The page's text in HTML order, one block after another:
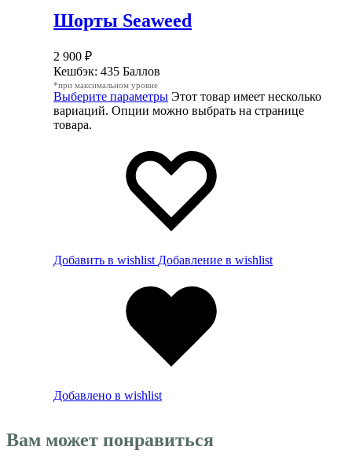
Шорты Seaweed
2 900 ₽
Кешбэк: 435 Баллов
*при максимальном уровне
Выберите параметры Этот товар имеет несколько
вариаций. Опции можно выбрать на странице
товара.
Добавить в wishlist Добавление в wishlist
Добавлено в wishlist
Вам может понравиться